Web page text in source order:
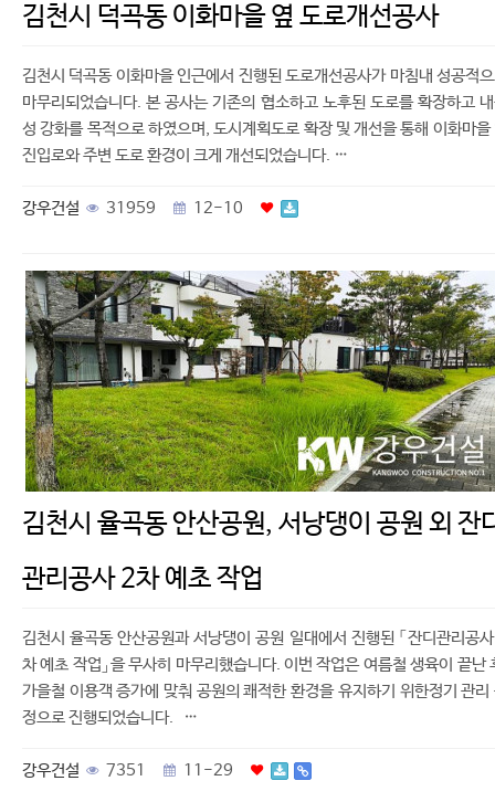
김천시 덕곡동 이화마을 옆 도로개선공사
김천시 덕곡동 이화마을 인근에서 진행된 도로개선공사가 마침내 성공적
마무리되었습니다. 본 공사는 기존의 협소하고 노후된 도로를 확장하고
성 강화를 목적으로 하였으며, 도시계획도로 확장 및 개선을 통해 이화마을
진입로와 주변 도로 환경이 크게 개선되었습니다. …
강우건설 31959 12-10
김천시 율곡동 안산공원, 서낭댕이 공원 외 잔
관리공사 2차 예초 작업
김천시 율곡동 안산공원과 서낭댕이 공원 일대에서 진행된 「잔디관리공
차 예초 작업」을 무사히 마무리했습니다. 이번 작업은 여름철 생육이 끝난
가을철 이용객 증가에 맞춰 공원의 쾌적한 환경을 유지하기 위한정기 관리
정으로 진행되었습니다. …
강우건설 7351 11-29